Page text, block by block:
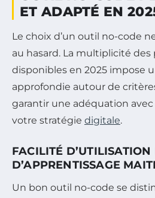
ET ADAPTÉ EN
Le choix d’un outil no-code
au hasard. La multiplicité
disponibles en 2025 impose
approfondie autour de
garantir une adéquation
votre stratégie digitale.
FACILITÉ D’UTILISATION
D’APPRENTISSAGE
Un bon outil no-code se